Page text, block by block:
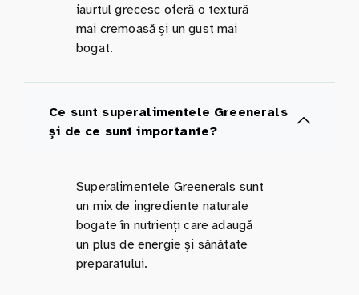
iaurtul grecesc oferă o textură
mai cremoasă și un gust mai
bogat.
Ce sunt superalimentele Greenerals
și de ce sunt importante?
Superalimentele Greenerals sunt
un mix de ingrediente naturale
bogate în nutrienți care adaugă
un plus de energie și sănătate
preparatului.